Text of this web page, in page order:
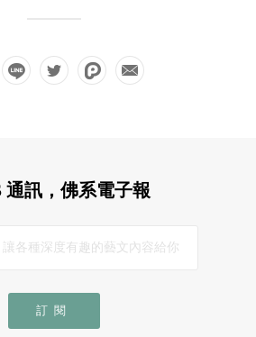
通訊，佛系電子報
訂閱